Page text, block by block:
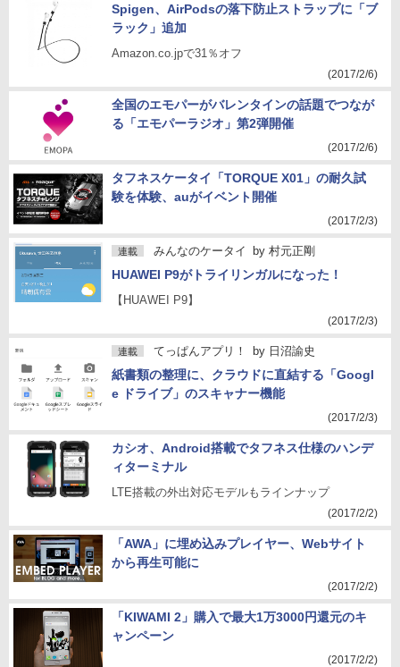
Spigen、AirPodsの落下防止ストラップに「ブ
ラック」追加
Amazon.co.jpで31％オフ
(2017/2/6)
全国のエモパーがバレンタインの話題でつなが
る「エモパーラジオ」第2弾開催
(2017/2/6)
タフネスケータイ「TORQUE X01」の耐久試
験を体験、auがイベント開催
(2017/2/3)
連載 みんなのケータイ by 村元正剛
HUAWEI P9がトライリンガルになった！
【HUAWEI P9】
(2017/2/3)
連載 てっぱんアプリ！ by 日沼諭史
紙書類の整理に、クラウドに直結する「Googl
e ドライブ」のスキャナー機能
(2017/2/3)
カシオ、Android搭載でタフネス仕様のハンデ
ィターミナル
LTE搭載の外出対応モデルもラインナップ
(2017/2/2)
「AWA」に埋め込みプレイヤー、Webサイト
から再生可能に
(2017/2/2)
「KIWAMI 2」購入で最大1万3000円還元のキ
ャンペーン
(2017/2/2)